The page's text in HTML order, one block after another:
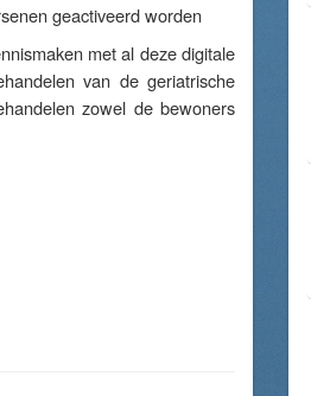
geactiveerd worden
met al deze digitale
van de geriatrische
zowel de bewoners